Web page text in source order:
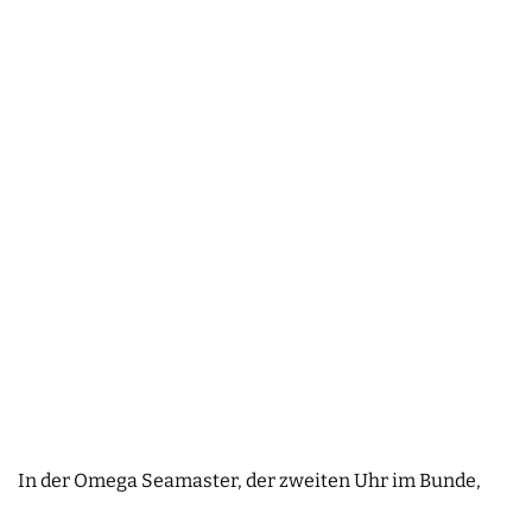
In der Omega Seamaster, der zweiten Uhr im Bunde,